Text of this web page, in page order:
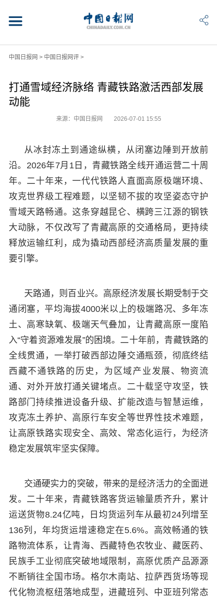
中国日报网 > 中国日报网评>
打通雪域经济脉络 青藏铁路激活西部发展
动能
来源：中国日报网 2026-07-01 15:55
从冰封冻土到通途纵横，从闭塞边陲到开放前
沿。2026年7月1日，青藏铁路全线开通运营二十周
年。二十年来，一代代铁路人直面高原极端环境、
攻克世界级工程难题，以坚韧不拔的攻坚姿态守护
雪域天路畅通。这条穿越昆仑、横跨三江源的钢铁
大动脉，不仅改写了青藏高原的交通格局，更持续
释放运输红利，成为撬动西部经济高质量发展的重
要引擎。
天路通，则百业兴。高原经济发展长期受制于交
通闭塞，平均海拔4000米以上的极端路况、多年冻
土、高寒缺氧、极端天气叠加，让青藏高原一度陷
入“守着资源难发展”的困境。二十年前，青藏铁路的
全线贯通，一举打破西部边陲交通瓶颈，彻底终结
西藏不通铁路的历史，为区域产业发展、物资流
通、对外开放打通关键堵点。二十载坚守攻坚，铁
路部门持续推进设备升级、扩能改造与智慧运维，
攻克冻土养护、高原行车安全等世界性技术难题，
让高原铁路实现安全、高效、常态化运行，为经济
稳定发展筑牢坚实保障。
交通硬实力的突破，带来的是经济活力的全面迸
发。二十年来，青藏铁路客货运输量质齐升，累计
运送货物8.24亿吨，日均货运列车从最初24列增至
136列，年均货运增速稳定在5.6%。高效畅通的铁
路物流体系，让青海、西藏特色农牧业、藏医药、
民族手工业彻底突破地域限制，高原优质产品源源
不断销往全国市场。格尔木南站、拉萨西货场等现
代化物流枢纽落地成型，进藏班列、中亚班列常态